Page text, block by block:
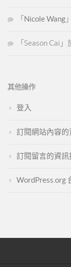
「 Nicole Wang
「 Season Cai 」
其他操作
登入
訂閱網站內容的
訂閱留言的資訊
WordPress.org